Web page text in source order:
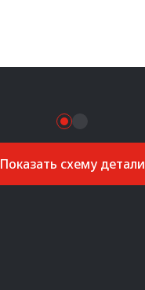
Показать схему детали